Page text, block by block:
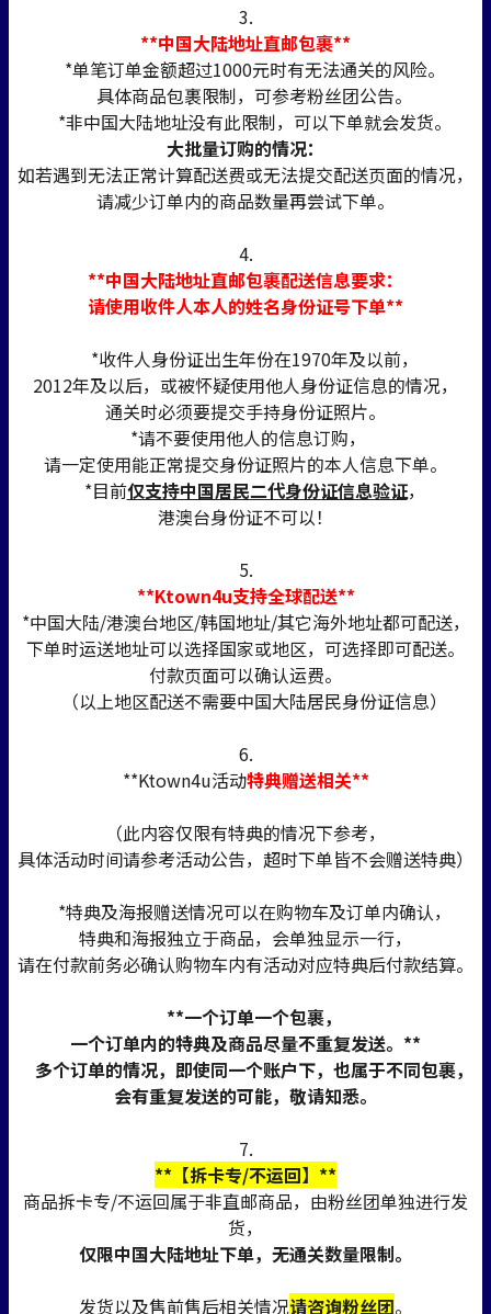
3.
**中国大陆地址直邮包裹**
*单笔订单金额超过1000元时有无法通关的风险。
具体商品包裹限制，可参考粉丝团公告。
*非中国大陆地址没有此限制，可以下单就会发货。
大批量订购的情况：
如若遇到无法正常计算配送费或无法提交配送页面的情况，
请减少订单内的商品数量再尝试下单。
4.
**中国大陆地址直邮包裹配送信息要求：
请使用收件人本人的姓名身份证号下单**
*收件人身份证出生年份在1970年及以前，
2012年及以后，或被怀疑使用他人身份证信息的情况，
通关时必须要提交手持身份证照片。
*请不要使用他人的信息订购，
请一定使用能正常提交身份证照片的本人信息下单。
*目前仅支持中国居民二代身份证信息验证，
港澳台身份证不可以！
5.
**Ktown4u支持全球配送**
*中国大陆/港澳台地区/韩国地址/其它海外地址都可配送，
下单时运送地址可以选择国家或地区，可选择即可配送。
付款页面可以确认运费。
（以上地区配送不需要中国大陆居民身份证信息）
6.
**Ktown4u活动特典赠送相关**
（此内容仅限有特典的情况下参考，
具体活动时间请参考活动公告，超时下单皆不会赠送特典）
*特典及海报赠送情况可以在购物车及订单内确认，
特典和海报独立于商品，会单独显示一行，
请在付款前务必确认购物车内有活动对应特典后付款结算。
**一个订单一个包裹，
一个订单内的特典及商品尽量不重复发送。**
多个订单的情况，即使同一个账户下，也属于不同包裹，
会有重复发送的可能，敬请知悉。
7.
**【拆卡专/不运回】**
商品拆卡专/不运回属于非直邮商品，由粉丝团单独进行发
货，
仅限中国大陆地址下单，无通关数量限制。
发货以及售前售后相关情况请咨询粉丝团。